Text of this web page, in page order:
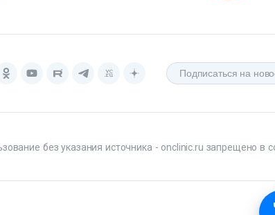
без указания источника - onclinic.ru запрещено в